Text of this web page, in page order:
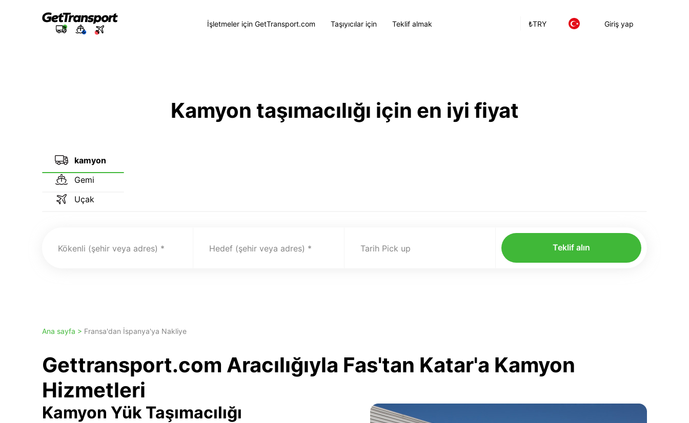
₺TRY Giriş yap
İşletmeler için GetTransport.com Taşıyıcılar için Teklif almak
Kamyon taşımacılığı için en iyi fiyat
kamyon
Gemi
Uçak
Kökenli (şehir veya adres) Hedef (şehir veya adres) Tarih Pick up Teklif alın
Ana sayfa > Fransa'dan İspanya'ya Nakliye
Gettransport.com Aracılığıyla Fas'tan Katar'a Kamyon
Hizmetleri
Kamyon Yük Taşımacılığı